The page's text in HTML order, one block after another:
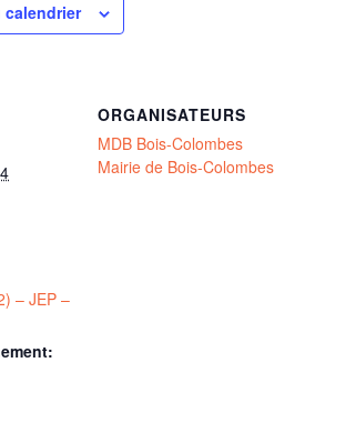
calendrier
– JEP –
ORGANISATEURS
MDB Bois-Colombes
Mairie de Bois-Colombes